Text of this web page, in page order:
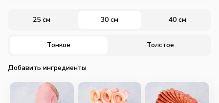
25 см 30 см 40 см
Тонкое Толстое
Добавить ингредиенты